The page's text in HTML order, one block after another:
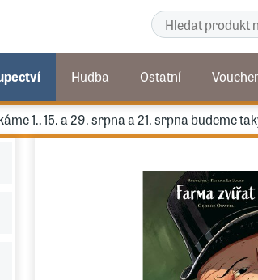
1., 15. a 29. srpna a 21. srpna budeme
Hudba Ostatní